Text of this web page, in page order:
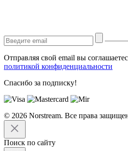
Отправляя свой email вы
политикой конфиденциальности
Спасибо за подписку!
© 2026 Norstream. Все права
Поиск по сайту